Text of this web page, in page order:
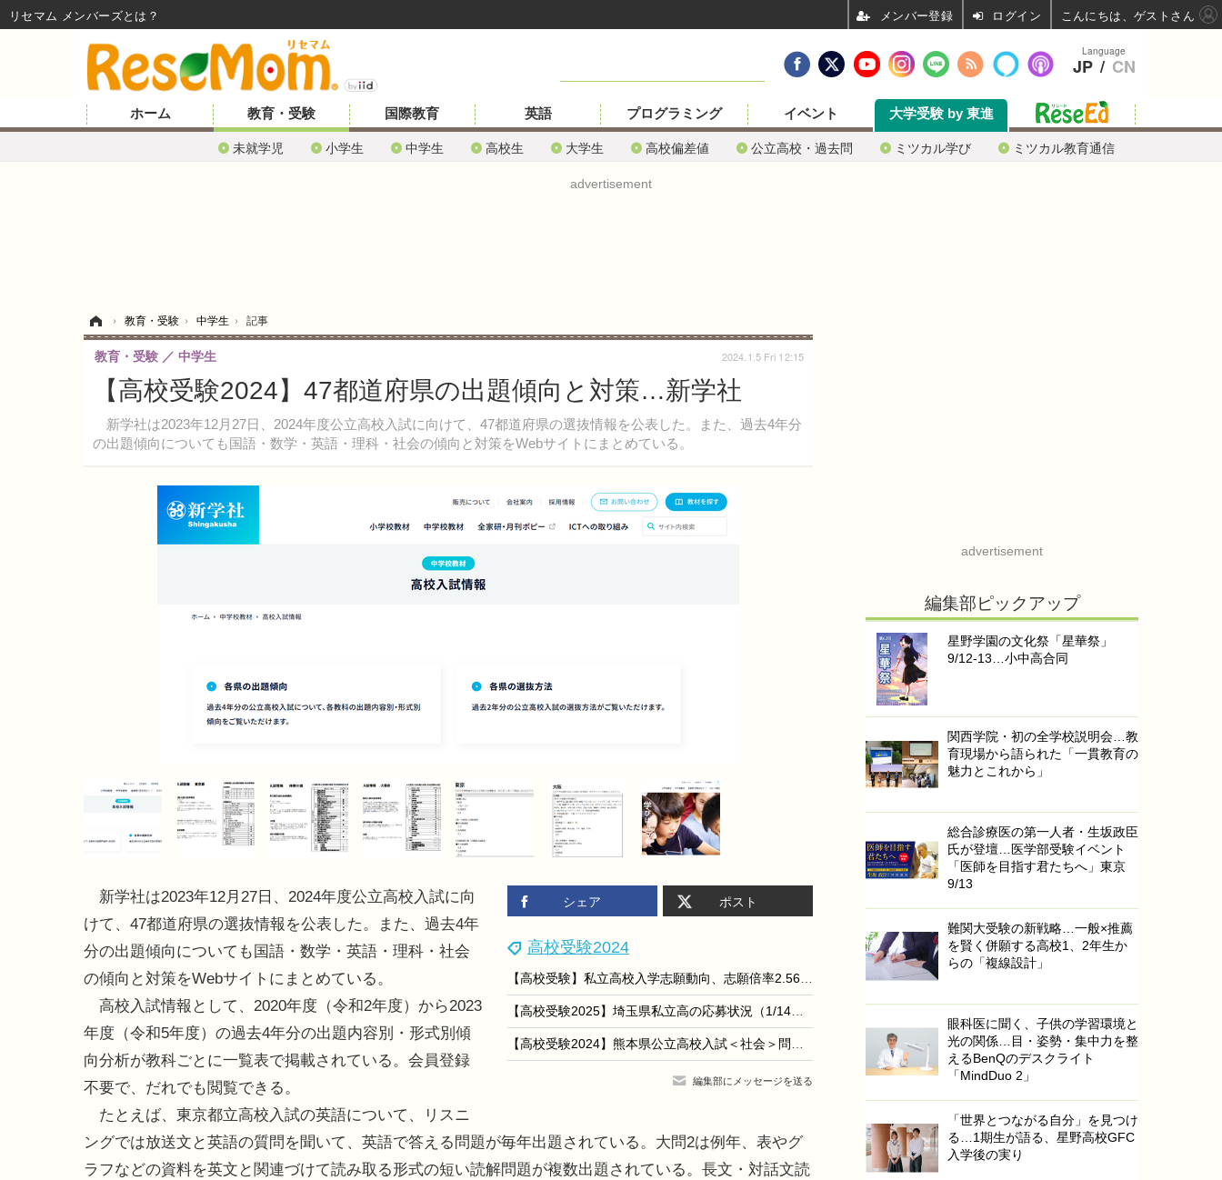
ホーム 教育・受験
未就学児 小学生 中学生 高校生 大学生 高校偏差値 公立高校・過去問 ミツカル学び ミツカル教育通信
国際教育 英語 プログラミング イベント 大学受験 by 東進
advertisement
› 教育・受験 › 中学生 › 記事
【高校受験2024】47都道府県の出題傾向と対策…新学社
新学社は2023年12月27日、2024年度公立高校入試に向けて、47都道府県の選抜情報を公表した。また、過去4年分
の出題傾向についても国語・数学・英語・理科・社会の傾向と対策をWebサイトにまとめている。
教育・受験 中学生 2024.1.5 Fri 12:15
シェア ポスト
高校受験2024
【高校受験】私立高校入学志願動向、志願倍率2.56倍に低下
【高校受験2025】埼玉県私立高の応募状況（1/14時点）慶應志木5.01倍、早大本庄7.98倍など
【高校受験2024】熊本県公立高校入試＜社会＞問題・正答
編集部にメッセージを送る
新学社は2023年12月27日、2024年度公立高校入試に向
けて、47都道府県の選抜情報を公表した。また、過去4年
分の出題傾向についても国語・数学・英語・理科・社会
の傾向と対策をWebサイトにまとめている。
高校入試情報として、2020年度（令和2年度）から2023
年度（令和5年度）の過去4年分の出題内容別・形式別傾
向分析が教科ごとに一覧表で掲載されている。会員登録
不要で、だれでも閲覧できる。
たとえば、東京都立高校入試の英語について、リスニ
ングでは放送文と英語の質問を聞いて、英語で答える問題が毎年出題されている。大問2は例年、表やグ
ラフなどの資料を英文と関連づけて読み取る形式の短い読解問題が複数出題されている。長文・対話文読
advertisement
編集部ピックアップ
星野学園の文化祭「星華祭」
9/12-13…小中高合同
関西学院・初の全学校説明会…教
育現場から語られた「一貫教育の
魅力とこれから」
総合診療医の第一人者・生坂政臣
氏が登壇…医学部受験イベント
「医師を目指す君たちへ」東京
9/13
難関大受験の新戦略…一般×推薦
を賢く併願する高校1、2年生か
らの「複線設計」
眼科医に聞く、子供の学習環境と
光の関係…目・姿勢・集中力を整
えるBenQのデスクライト
「MindDuo 2」
「世界とつながる自分」を見つけ
る…1期生が語る、星野高校GFC
入学後の実り
Language
JP / CN
リセマム メンバーズ ログイン こんにちは、ゲストさん